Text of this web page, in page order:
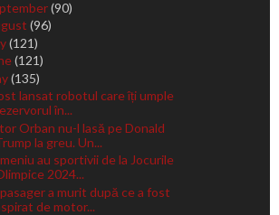
(90)
(96)
(121)
(121)
(135)
lansat robotul care îți umple
în...
Orban nu-l lasă pe Donald
la greu. Un...
au sportivii de la Jocurile
2024...
a murit după ce a fost
de motor...